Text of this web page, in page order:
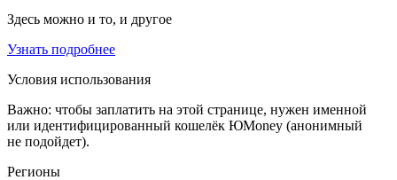
Здесь можно и то, и другое
Узнать подробнее
Условия использования
Важно: чтобы заплатить на этой странице, нужен именной
или идентифицированный кошелёк ЮMoney (анонимный
не подойдет).
Регионы